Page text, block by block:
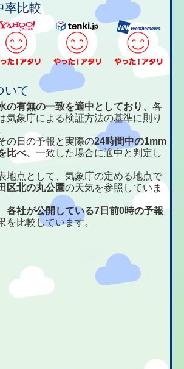
率比較
いて
の有無の一致を適中としており、各
気象庁による検証方法の基準に則り
の日の予報と実際の24時間中の1mm
比べ、一致した場合に適中と判定し
地点として、気象庁の定める地点で
区北の丸公園の天気を参照していま
各社が公開している7日前0時の予報
を比較しています。